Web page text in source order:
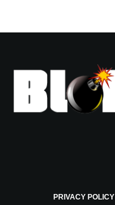
PRIVACY POLICY